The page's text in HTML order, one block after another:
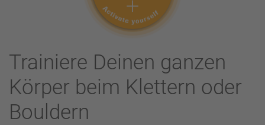
Trainiere Deinen ganzen
Körper beim Klettern oder
Bouldern